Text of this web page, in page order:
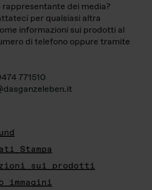
rappresentante dei media?
per qualsiasi altra
informazioni sui prodotti al
di telefono oppure tramite
771510
Stampa
sui prodotti
immagini